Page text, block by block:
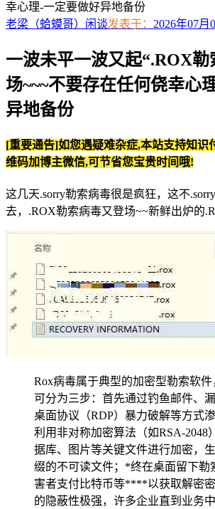
幸心理-一定要做好异地备份
老梁（蛤蟆哥） 闲谈发表于： 2026年07月
一波未平一波又起“.ROX勒
场~~~不要存在任何侥幸心
异地备份
[重要通告]如您遇疑难杂症,本站支持知识
维码加博主微信,可节省您宝贵时间哦!
这几天.sorry勒索病毒很是疯狂，这不
去，.ROX勒索病毒又登场~~新鲜出炉的
Rox病毒属于典型的加密型勒索软
可分为三步：首先通过钓鱼邮件、
桌面协议（RDP）暴力破解等方式
利用非对称加密算法（如RSA-2048
据库、图片等关键文件进行加密，
缀的不可读文件；*终在桌面留下勒
害者支付比特币等****以获取解密
的隐蔽性极强，许多企业直到业务